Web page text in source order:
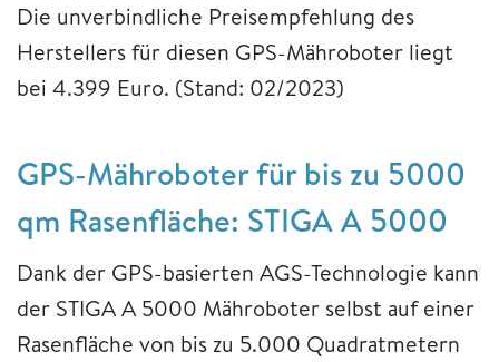
Die unverbindliche Preisempfehlung des
Herstellers für diesen GPS-Mähroboter liegt
bei 4.399 Euro. (Stand: 02/2023)
GPS-Mähroboter für bis zu 5000
qm Rasenfläche: STIGA A 5000
Dank der GPS-basierten AGS-Technologie kann
der STIGA A 5000 Mähroboter selbst auf einer
Rasenfläche von bis zu 5.000 Quadratmetern